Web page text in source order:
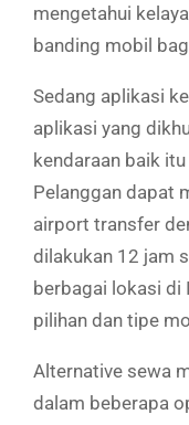
mengetahui
banding mobil
Sedang aplikasi
aplikasi yang
kendaraan baik
Pelanggan dapat
airport transfer
dilakukan 12 jam
berbagai lokasi di
pilihan dan tipe
Alternative sewa
dalam beberapa